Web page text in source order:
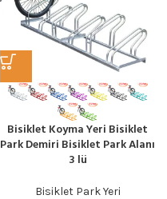
Bisiklet Koyma Yeri Bisiklet
Park Demiri Bisiklet Park Alanı
3 lü
Bisiklet Park Yeri